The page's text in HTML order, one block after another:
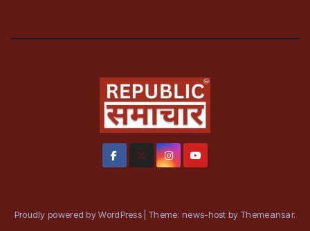
Proudly powered by WordPress Theme: news-host by Themeansar.